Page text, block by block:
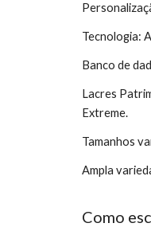
Tecnologia:
Banco de
Lacres
Extreme.
Tamanhos
Ampla
Como